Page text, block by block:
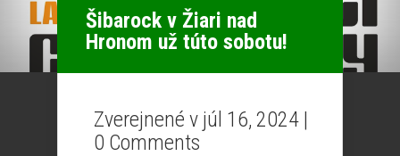
Šibarock v Žiari nad
Hronom už túto sobotu!
Zverejnené v júl 16, 2024 |
0 Comments